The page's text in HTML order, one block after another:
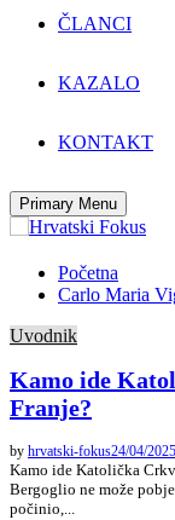
ČLANCI
KAZALO
KONTAKT
Primary Menu
Početna
Carlo Maria
Uvodnik
Kamo ide
Franje?
by hrvatski-fokus24/04/2025
Kamo ide Katolička
Bergoglio ne može
počinio,...